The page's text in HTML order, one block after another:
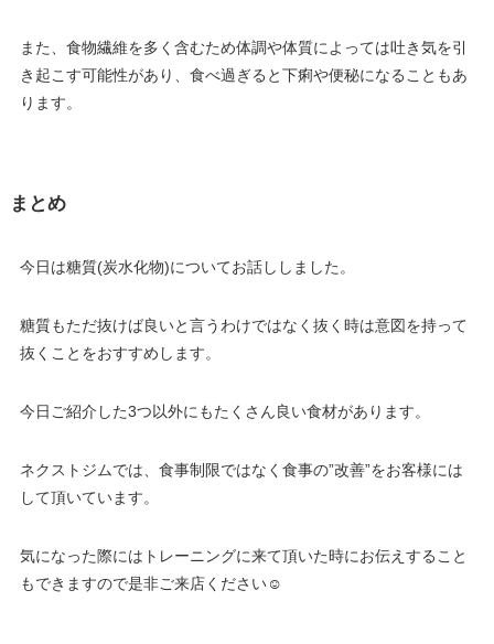
また、食物繊維を多く含むため体調や体質によっては吐き気を引
き起こす可能性があり、食べ過ぎると下痢や便秘になることもあ
ります。
まとめ
今日は糖質(炭水化物)についてお話ししました。
糖質もただ抜けば良いと言うわけではなく抜く時は意図を持って
抜くことをおすすめします。
今日ご紹介した3つ以外にもたくさん良い食材があります。
ネクストジムでは、食事制限ではなく食事の”改善”をお客様には
して頂いています。
気になった際にはトレーニングに来て頂いた時にお伝えすること
もできますので是非ご来店ください☺️